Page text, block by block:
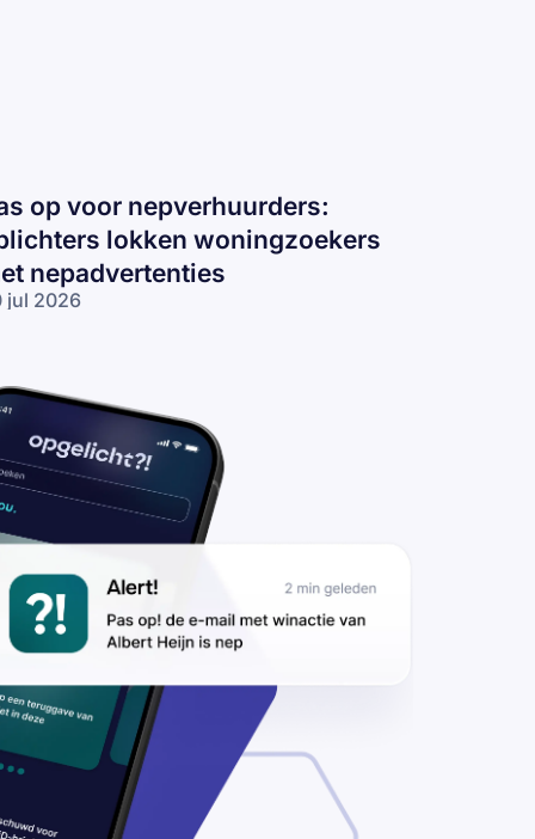
op voor nepverhuurders:
lokken woningzoekers
nepadvertenties
jul 2026